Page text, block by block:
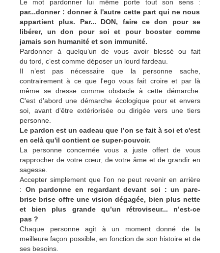
Le mot pardonner lui même porte tout son sens :
par...donner : donner à l'autre cette part qui ne nous
appartient plus. Par... DON, faire ce don pour se
libérer, un don pour soi et pour booster comme
jamais son humanité et son immunité.
Pardonner à quelqu’un de vous avoir blessé ou fait
du tord, c’est comme déposer un lourd fardeau.
Il n’est pas nécessaire que la personne sache,
contrairement à ce que l'ego vous fait croire et par là
même se dresse comme obstacle à cette démarche.
C'est d'abord une démarche écologique pour et envers
soi, avant d'être extériorisée ou dirigée vers une tiers
personne.
Le pardon est un cadeau que l’on se fait à soi et c'est
en celà qu'il contient ce super-pouvoir.
La personne concernée vous a juste offert de vous
rapprocher de votre cœur, de votre âme et de grandir en
sagesse.
Accepter simplement que l’on ne peut revenir en arrière
: On pardonne en regardant devant soi : un pare-
brise brise offre une vision dégagée, bien plus nette
et bien plus grande qu’un rétroviseur... n’est-ce
pas ?
Chaque personne agit à un moment donné de la
meilleure façon possible, en fonction de son histoire et de
ses besoins.